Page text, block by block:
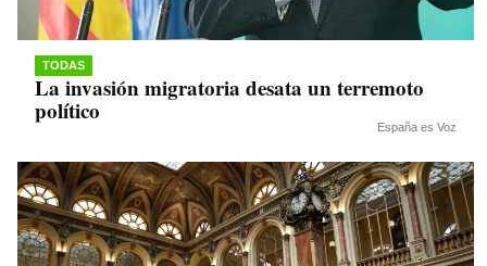
TODAS
La invasión migratoria desata un terremoto
político
España es Voz